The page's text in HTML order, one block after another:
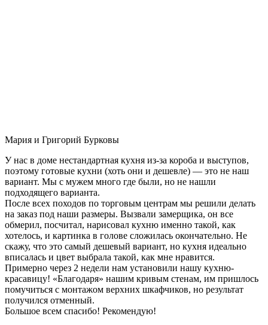
Мария и Григорий Бурковы
У нас в доме нестандартная кухня из-за короба и выступов,
поэтому готовые кухни (хоть они и дешевле) — это не наш
вариант. Мы с мужем много где были, но не нашли
подходящего варианта.
После всех походов по торговым центрам мы решили делать
на заказ под наши размеры. Вызвали замерщика, он все
обмерил, посчитал, нарисовал кухню именно такой, как
хотелось, и картинка в голове сложилась окончательно. Не
скажу, что это самый дешевый вариант, но кухня идеально
вписалась и цвет выбрала такой, как мне нравится.
Примерно через 2 недели нам установили нашу кухню-
красавицу! «Благодаря» нашим кривым стенам, им пришлось
помучиться с монтажом верхних шкафчиков, но результат
получился отменный.
Большое всем спасибо! Рекомендую!